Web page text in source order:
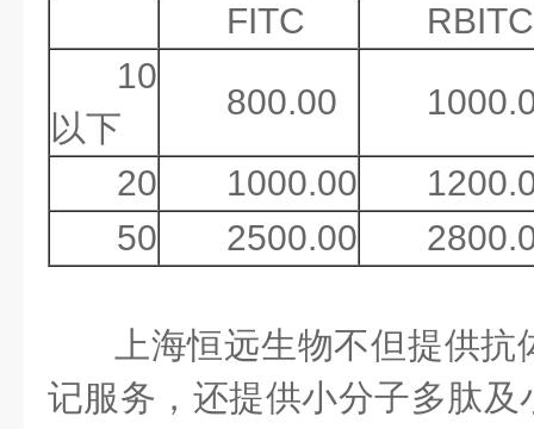
FITC
RBITC
10
以下
800.00
20 1000.00
50
2500.00
上海恒远生物不但提供
记服务，还提供小分子多肽